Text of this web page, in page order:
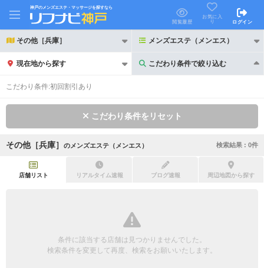
神戸のメンズエステ・マッサージを探すなら
閲覧履歴
お気に入
り
ログイン
その他［兵庫］ メンズエステ（メンエス）
現在地から探す こだわり条件で絞り込む
こだわり条件で絞り込む
初回割引あり リピーター割引あり
団体様歓迎
こだわり条件:初回割引あり
こだわり条件をリセット
その他［兵庫］ の メンズエステ（メンエス） 検索結果 : 0件
店舗リスト リアルタイム速報 ブログ速報 周辺地図から探す
条件に該当する店舗は見つかりませんでした。
検索条件を変更して再度、検索をお願いいたします。